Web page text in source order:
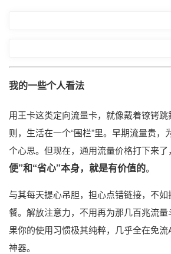
我的一些个人看法
用王卡这类定向流量卡，就像戴着镣铐
则，生活在一个“围栏”里。早期流量贵，
个心思。但现在，通用流量价格打下来了
便”和“省心”本身，就是有价值的。
与其每天提心吊胆，担心点错链接，不
餐。解放注意力，不用再为那几百兆流
果你的使用习惯极其纯粹，几乎全在免
神器。